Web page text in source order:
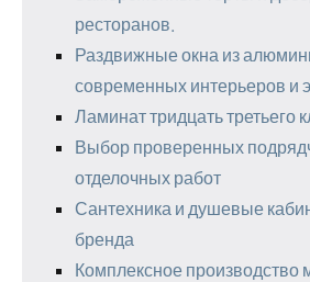
ресторанов.
Раздвижные окна из
современных интерьеров и
Ламинат тридцать третьего
Выбор проверенных
отделочных работ
Сантехника и душевые
бренда
Комплексное производство